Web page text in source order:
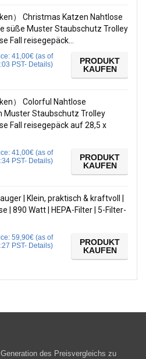
） Christmas Katzen Nahtlose
süße Muster Staubschutz Trolley
Fall reisegepäck…
41,00€ (as of
PST- Details)
PRODUKT
KAUFEN
） Colorful Nahtlose
Muster Staubschutz Trolley
Fall reisegepäck auf 28,5 x
41,00€ (as of
PST- Details)
PRODUKT
KAUFEN
| Klein, praktisch & kraftvoll |
| 890 Watt | HEPA-Filter | 5-Filter-
59,90€ (as of
PST- Details)
PRODUKT
KAUFEN
des Preisvergleichs zu